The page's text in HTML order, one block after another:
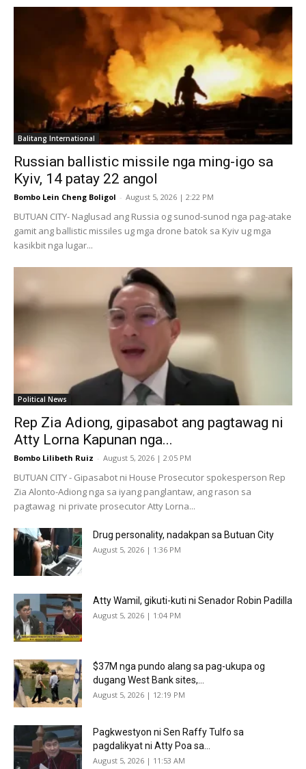
Balitang International
Russian ballistic missile nga ming-igo sa
Kyiv, 14 patay 22 angol
Bombo Lein Cheng Boligol - August 5, 2026 | 2:22 PM
BUTUAN CITY- Naglusad ang Russia og sunod-sunod nga pag-atake
gamit ang ballistic missiles ug mga drone batok sa Kyiv ug mga
kasikbit nga lugar...
Political News
Rep Zia Adiong, gipasabot ang pagtawag ni
Atty Lorna Kapunan nga...
Bombo Lilibeth Ruiz - August 5, 2026 | 2:05 PM
BUTUAN CITY - Gipasabot ni House Prosecutor spokesperson Rep
Zia Alonto-Adiong nga sa iyang panglantaw, ang rason sa
pagtawag ni private prosecutor Atty Lorna...
Drug personality, nadakpan sa Butuan City
August 5, 2026 | 1:36 PM
Atty Wamil, gikuti-kuti ni Senador Robin Padilla
August 5, 2026 | 1:04 PM
$37M nga pundo alang sa pag-ukupa og
dugang West Bank sites,...
August 5, 2026 | 12:19 PM
Pagkwestyon ni Sen Raffy Tulfo sa
pagdalikyat ni Atty Poa sa...
August 5, 2026 | 11:53 AM